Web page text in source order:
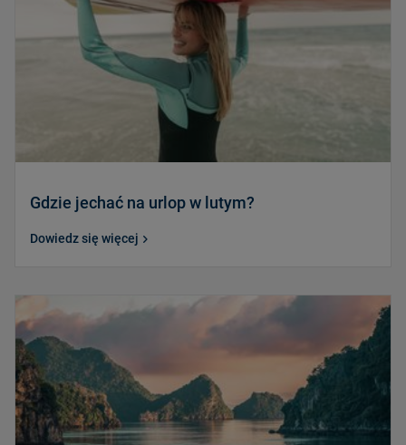
Gdzie jechać na urlop w lutym?
Dowiedz się więcej